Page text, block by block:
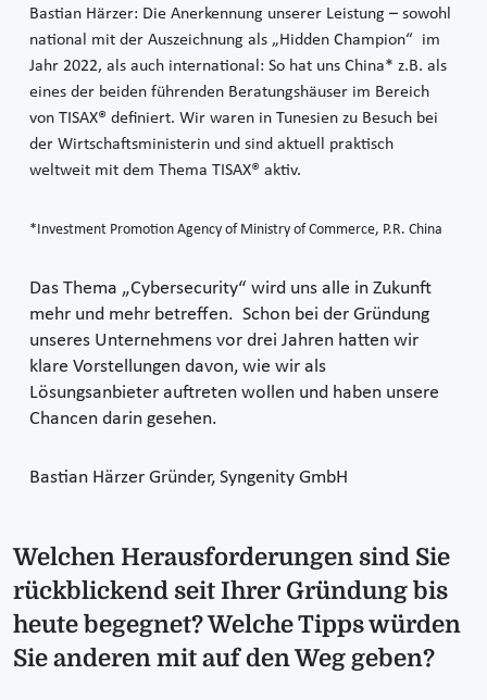
Bastian Härzer: Die Anerkennung unserer Leistung – sowohl
national mit der Auszeichnung als „Hidden Champion“ im
Jahr 2022, als auch international: So hat uns China* z.B. als
eines der beiden führenden Beratungshäuser im Bereich
von TISAX® definiert. Wir waren in Tunesien zu Besuch bei
der Wirtschaftsministerin und sind aktuell praktisch
weltweit mit dem Thema TISAX® aktiv.
*Investment Promotion Agency of Ministry of Commerce, P.R. China
Das Thema „Cybersecurity“ wird uns alle in Zukunft
mehr und mehr betreffen. Schon bei der Gründung
unseres Unternehmens vor drei Jahren hatten wir
klare Vorstellungen davon, wie wir als
Lösungsanbieter auftreten wollen und haben unsere
Chancen darin gesehen.
Bastian Härzer Gründer, Syngenity GmbH
Welchen Herausforderungen sind Sie
rückblickend seit Ihrer Gründung bis
heute begegnet? Welche Tipps würden
Sie anderen mit auf den Weg geben?